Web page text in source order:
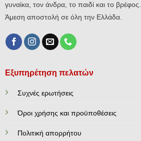
γυναίκα, τον άνδρα, το παιδί και το βρέφος.
Άμεση αποστολή σε όλη την Ελλάδα.
Εξυπηρέτηση πελατών
Συχνές ερωτήσεις
Όροι χρήσης και προϋποθέσεις
Πολιτική απορρήτου